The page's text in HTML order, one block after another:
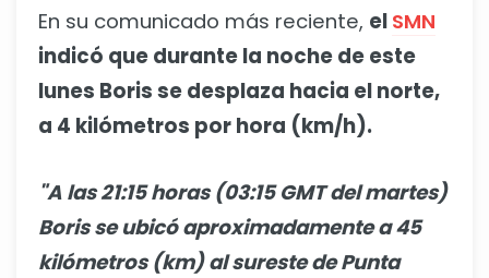
En su comunicado más reciente, el SMN
indicó que durante la noche de este
lunes Boris se desplaza hacia el norte,
a 4 kilómetros por hora (km/h).
"A las 21:15 horas (03:15 GMT del martes)
Boris se ubicó aproximadamente a 45
kilómetros (km) al sureste de Punta